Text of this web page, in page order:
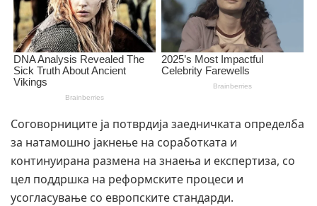
Соговорниците ја потврдија заедничката определба
за натамошно јакнење на соработката и
континуирана размена на знаења и експертиза, со
цел поддршка на реформските процеси и
усогласување со европските стандарди.